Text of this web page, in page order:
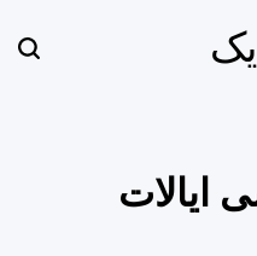
ایالات